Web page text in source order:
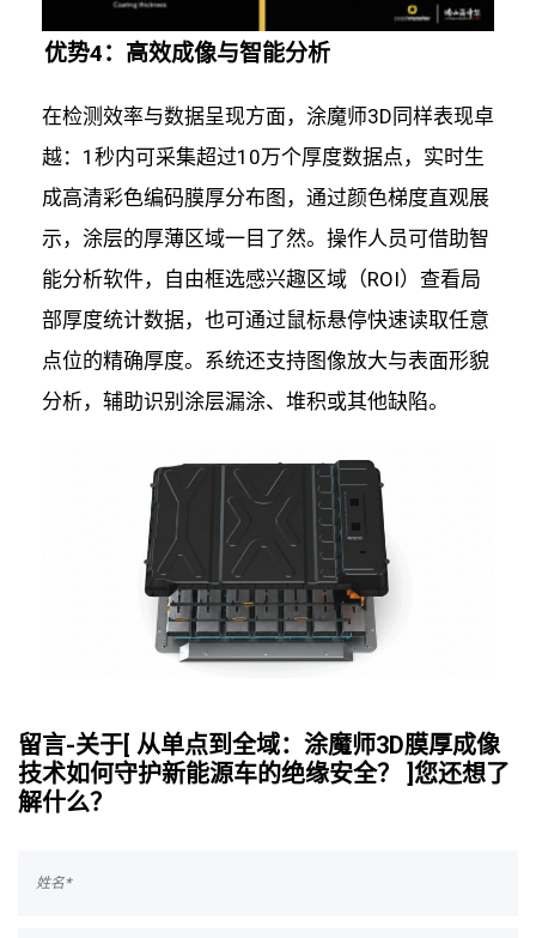
优势4：高效成像与智能分析
在检测效率与数据呈现方面，涂魔师3D同样表现卓
越：1秒内可采集超过10万个厚度数据点，实时生
成高清彩色编码膜厚分布图，通过颜色梯度直观展
示，涂层的厚薄区域一目了然。操作人员可借助智
能分析软件，自由框选感兴趣区域（ROI）查看局
部厚度统计数据，也可通过鼠标悬停快速读取任意
点位的精确厚度。系统还支持图像放大与表面形貌
分析，辅助识别涂层漏涂、堆积或其他缺陷。
留言-关于[ 从单点到全域：涂魔师3D膜厚成像
技术如何守护新能源车的绝缘安全？ ]您还想了
解什么？